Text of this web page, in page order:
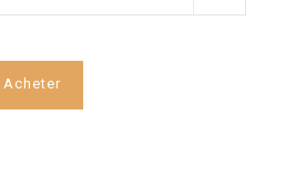
Acheter